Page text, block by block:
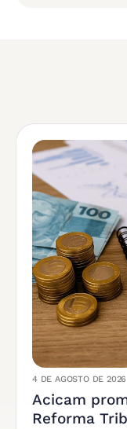
4 DE AGOSTO DE 2026
Acicam
Reforma